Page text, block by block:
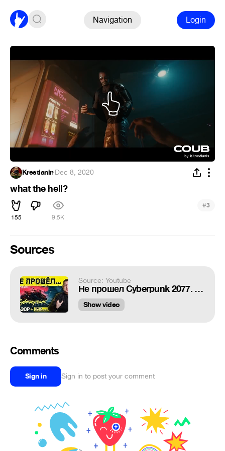
Navigation Login
Krestianin·Dec 8, 2020
what the hell?
155 9.5K
#3
Sources
Source: Youtube
Не прошел Cyberpunk 2077. Впечатления и советы начинающим (Обзор Cyberpunk 2077, предварительный)
Show video
Comments
Sign in Sign in to post your comment